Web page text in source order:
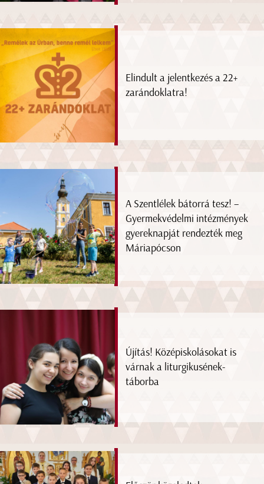
Elindult a jelentkezés a 22+
zarándoklatra!
A Szentlélek bátorrá tesz! –
Gyermekvédelmi intézmények
gyereknapját rendezték meg
Máriapócson
Újítás! Középiskolásokat is
várnak a liturgikusének-
táborba